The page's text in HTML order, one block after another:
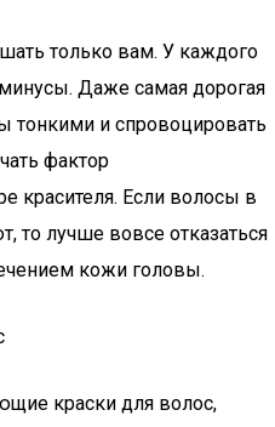
только вам. У каждого
Даже самая дорогая
тонкими и спровоцировать
фактор
красителя. Если волосы в
то лучше вовсе отказаться
кожи головы.
краски для волос,